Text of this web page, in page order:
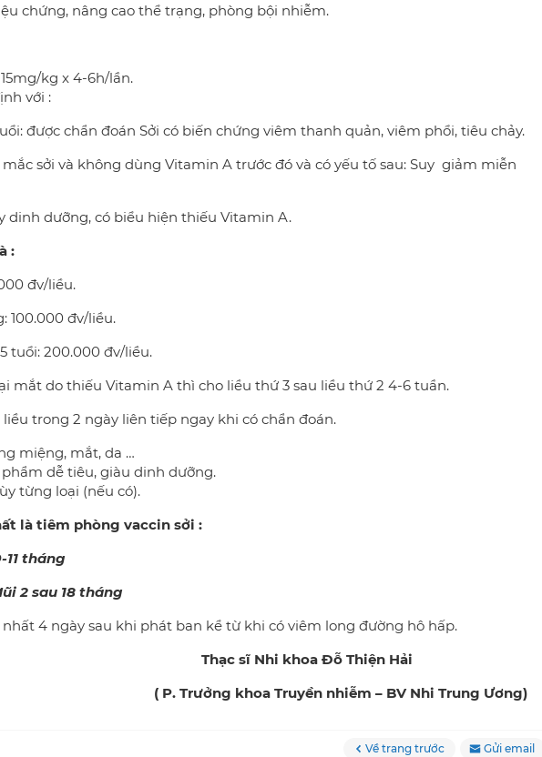
chứng, nâng cao thể trạng, phòng bội nhiễm.
kg x 4-6h/lần.
với :
chẩn đoán Sởi có biến chứng viêm thanh quản, viêm phổi, tiêu chảy.
sởi và không dùng Vitamin A trước đó và có yếu tố sau: Suy giảm miễn
dưỡng, có biểu hiện thiếu Vitamin A.
:
đv/liều.
đv/liều.
200.000 đv/liều.
do thiếu Vitamin A thì cho liều thứ 3 sau liều thứ 2 4-6 tuần.
liều trong 2 ngày liên tiếp ngay khi có chẩn đoán.
miệng, mắt, da …
dễ tiêu, giàu dinh dưỡng.
từng loại (nếu có).
là tiêm phòng vaccin sởi :
11 tháng
2 sau 18 tháng
4 ngày sau khi phát ban kể từ khi có viêm long đường hô hấp.
khoa Đỗ Thiện Hải
Truyền nhiễm – BV Nhi Trung Ương)
Về trang trước Gửi email